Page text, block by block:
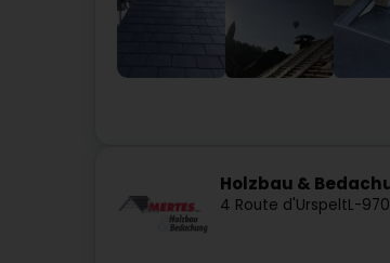
Holzbau &
4 Route d'UrspeltL-